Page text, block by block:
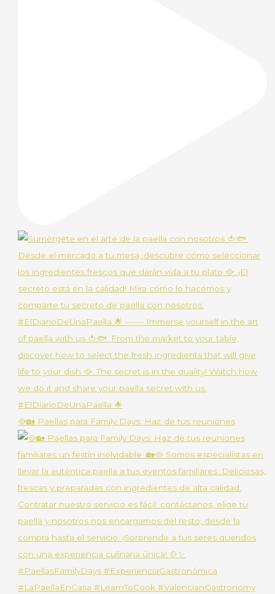
🥘🏡 Paellas para Family Days: Haz de tus reuniones